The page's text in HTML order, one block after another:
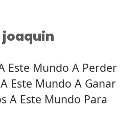
joaquin
Este Mundo A Perder
Este Mundo A Ganar
A Este Mundo Para